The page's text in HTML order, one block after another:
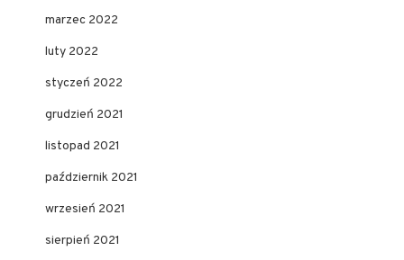
marzec 2022
luty 2022
styczeń 2022
grudzień 2021
listopad 2021
październik 2021
wrzesień 2021
sierpień 2021